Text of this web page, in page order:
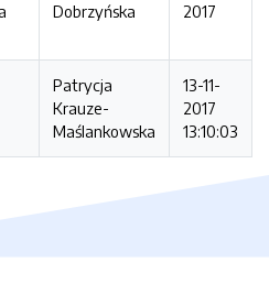
Dobrzyńska
2017
Patrycja
Krauze-
Maślankowska
13-11-
2017
13:10:03